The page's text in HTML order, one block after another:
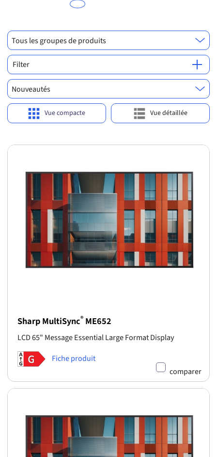
Tous les groupes de produits
Filter
Nouveautés
Sharp MultiSync® ME652
LCD 65" Message Essential Large Format Display
Fiche produit
comparer